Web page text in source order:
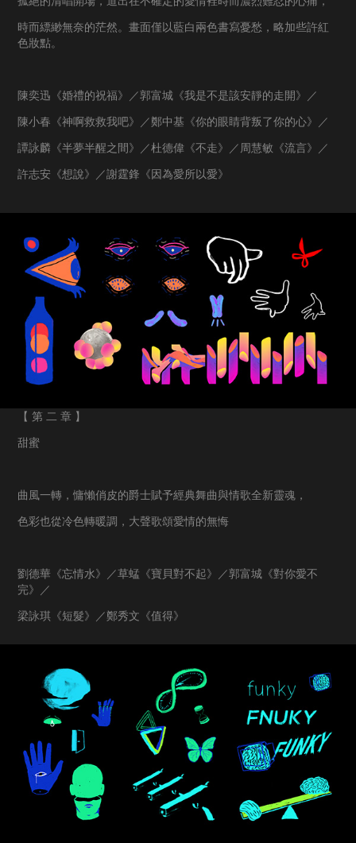
時而縹緲無奈的茫然。畫面僅以藍白兩色書寫憂愁，略加些許紅
色妝點。
陳奕迅《婚禮的祝福》／郭富城《我是不是該安靜的走開》／
陳小春《神啊救救我吧》／鄭中基《你的眼睛背叛了你的心》／
譚詠麟《半夢半醒之間》／杜德偉《不走》／周慧敏《流言》／
許志安《想說》／謝霆鋒《因為愛所以愛》
【 第 二 章 】
甜蜜
曲風一轉，慵懶俏皮的爵士賦予經典舞曲與情歌全新靈魂，
色彩也從冷色轉暖調，大聲歌頌愛情的無悔
劉德華《忘情水》／草蜢《寶貝對不起》／郭富城《對你愛不
完》／
梁詠琪《短髮》／鄭秀文《值得》